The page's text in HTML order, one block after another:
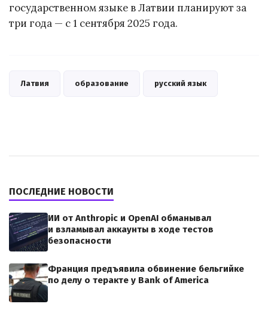
государственном языке в Латвии планируют за
три года — с 1 сентября 2025 года.
Латвия образование русский язык
ПОСЛЕДНИЕ НОВОСТИ
ИИ от Anthropic и OpenAI обманывал
и взламывал аккаунты в ходе тестов
безопасности
Франция предъявила обвинение бельгийке
по делу о теракте у Bank of America